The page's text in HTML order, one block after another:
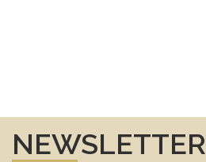
NEWSLETTER